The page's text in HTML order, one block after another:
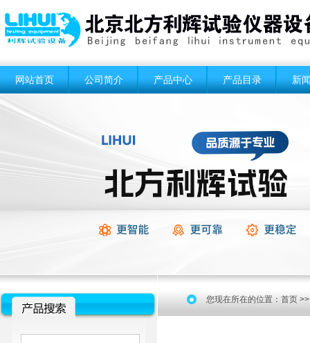
网站首页 公司简介 产品中心 产品目录 新
您现在所在的位置： 首页